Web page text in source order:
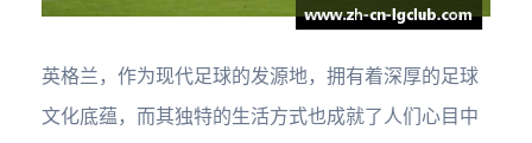
英格兰，作为现代足球的发源地，拥有着深厚的足球
文化底蕴，而其独特的生活方式也成就了人们心目中